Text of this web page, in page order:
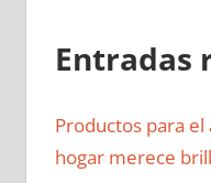
Entradas
Productos para
hogar merece